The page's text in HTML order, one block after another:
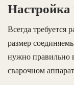
Всегда требуется
размер
нужно правильно
сварочном